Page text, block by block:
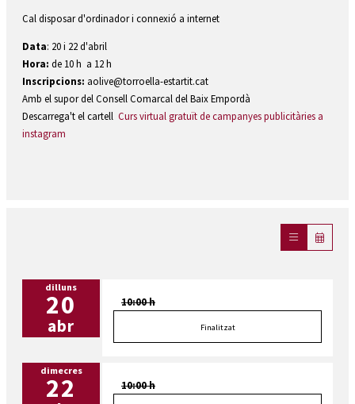
Cal disposar d'ordinador i connexió a internet
Data: 20 i 22 d'abril
Hora: de 10 h a 12 h
Inscripcions: aolive@torroella-estartit.cat
Amb el supor del Consell Comarcal del Baix Empordà
Descarrega't el cartell Curs virtual gratuït de campanyes publicitàries a
instagram
dilluns
20
abr
10:00 h
Finalitzat
dimecres
22 10:00 h